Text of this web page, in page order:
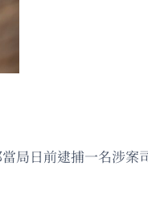
局日前逮捕一名涉案